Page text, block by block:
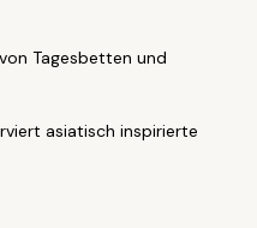
Tagesbetten und
asiatisch inspirierte